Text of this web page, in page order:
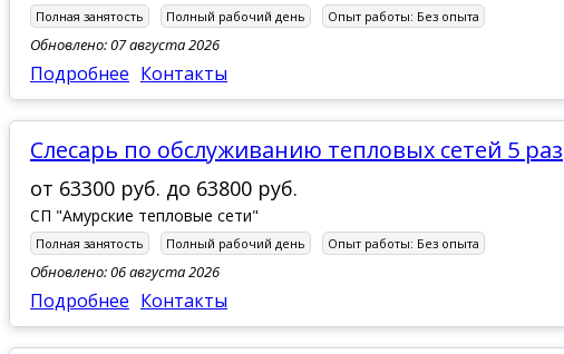
Полная занятость Полный рабочий день Опыт работы: Без опыта
Обновлено: 07 августа 2026
Подробнее Контакты
Слесарь по обслуживанию тепловых сетей 5
от 63300 руб. до 63800 руб.
СП "Амурские тепловые сети"
Полная занятость Полный рабочий день Опыт работы: Без опыта
Обновлено: 06 августа 2026
Подробнее Контакты